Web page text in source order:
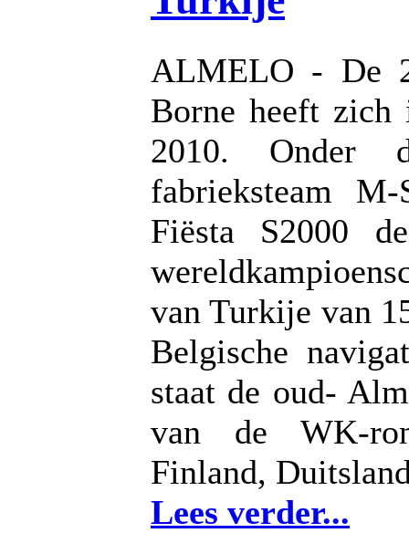
ALMELO - De
Borne heeft zich
2010. Onder
fabrieksteam
Fiësta S2000
van Turkije van
Belgische
staat de oud-
van de WK-
Finland,
Lees verder...